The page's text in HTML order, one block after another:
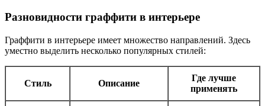
Разновидности граффити в интерьере
Граффити в интерьере имеет множество направлений. Здесь
уместно выделить несколько популярных стилей:
Стиль Описание
Где лучше
применять